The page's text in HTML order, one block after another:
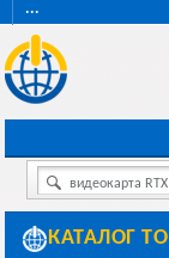
···
видеокарта
КАТАЛОГ